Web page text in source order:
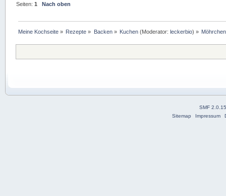
Seiten:1 Nach oben
Meine Kochseite » Rezepte » Backen» Kuchen (Moderator:leckerbio) »
SMF
Sitemap
Impressum